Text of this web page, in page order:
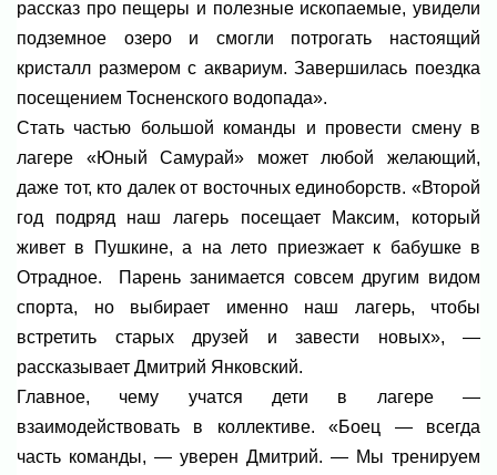
рассказ про пещеры и полезные ископаемые, увидели
подземное озеро и смогли потрогать настоящий
кристалл размером с аквариум. Завершилась поездка
посещением Тосненского водопада».
Стать частью большой команды и провести смену в
лагере «Юный Самурай» может любой желающий,
даже тот, кто далек от восточных единоборств. «Второй
год подряд наш лагерь посещает Максим, который
живет в Пушкине, а на лето приезжает к бабушке в
Отрадное. Парень занимается совсем другим видом
спорта, но выбирает именно наш лагерь, чтобы
встретить старых друзей и завести новых», —
рассказывает Дмитрий Янковский.
Главное, чему учатся дети в лагере —
взаимодействовать в коллективе. «Боец — всегда
часть команды, — уверен Дмитрий. — Мы тренируем